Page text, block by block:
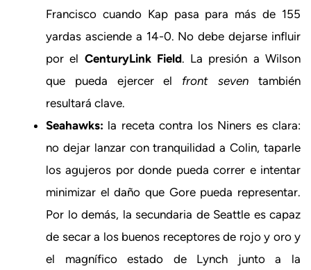
Francisco cuando Kap pasa para más de 155
yardas asciende a 14-0. No debe dejarse influir
por el CenturyLink Field. La presión a Wilson
que pueda ejercer el front seven también
resultará clave.
Seahawks: la receta contra los Niners es clara:
no dejar lanzar con tranquilidad a Colin, taparle
los agujeros por donde pueda correr e intentar
minimizar el daño que Gore pueda representar.
Por lo demás, la secundaria de Seattle es capaz
de secar a los buenos receptores de rojo y oro y
el magnífico estado de Lynch junto a la